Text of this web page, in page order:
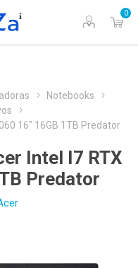
0
Notebooks
16" 16GB 1TB Predator
Intel I7 RTX
Predator